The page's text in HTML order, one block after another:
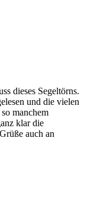
dieses Segeltörns.
und die vielen
manchem
klar die
auch an